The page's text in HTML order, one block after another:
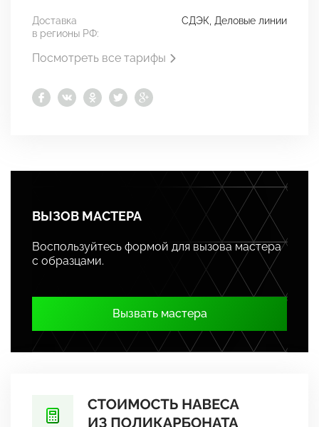
Доставка
в регионы РФ:
СДЭК, Деловые линии
Посмотреть все тарифы
ВЫЗОВ МАСТЕРА
Воспользуйтесь формой для вызова мастера
с образцами.
Вызвать мастера